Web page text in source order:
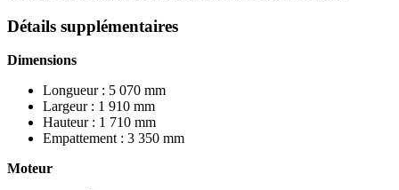
Détails supplémentaires
Dimensions
Longueur : 5 070 mm
Largeur : 1 910 mm
Hauteur : 1 710 mm
Empattement : 3 350 mm
Moteur